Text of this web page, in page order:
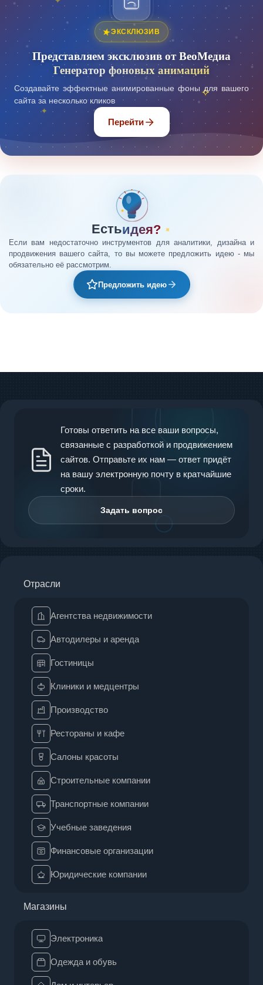
★ЭКСКЛЮЗИВ
Представляем эксклюзив от ВеоМедиа
Генератор фоновых анимаций
Создавайте эффектные анимированные фоны для вашего
сайта за несколько кликов
Перейти
✧
✦
✧
Естьидея? ✦
Если вам недостаточно инструментов для аналитики, дизайна и
продвижения вашего сайта, то вы можете предложить идею - мы
обязательно её рассмотрим.
Предложить идею
Готовы ответить на все ваши вопросы,
связанные с разработкой и продвижением
сайтов. Отправьте их нам — ответ придёт
на вашу электронную почту в кратчайшие
сроки.
Задать вопрос
Отрасли
Агентства недвижимости
Автодилеры и аренда
Гостиницы
Клиники и медцентры
Производство
Рестораны и кафе
Салоны красоты
Строительные компании
Транспортные компании
Учебные заведения
Финансовые организации
Юридические компании
Магазины
Электроника
Одежда и обувь